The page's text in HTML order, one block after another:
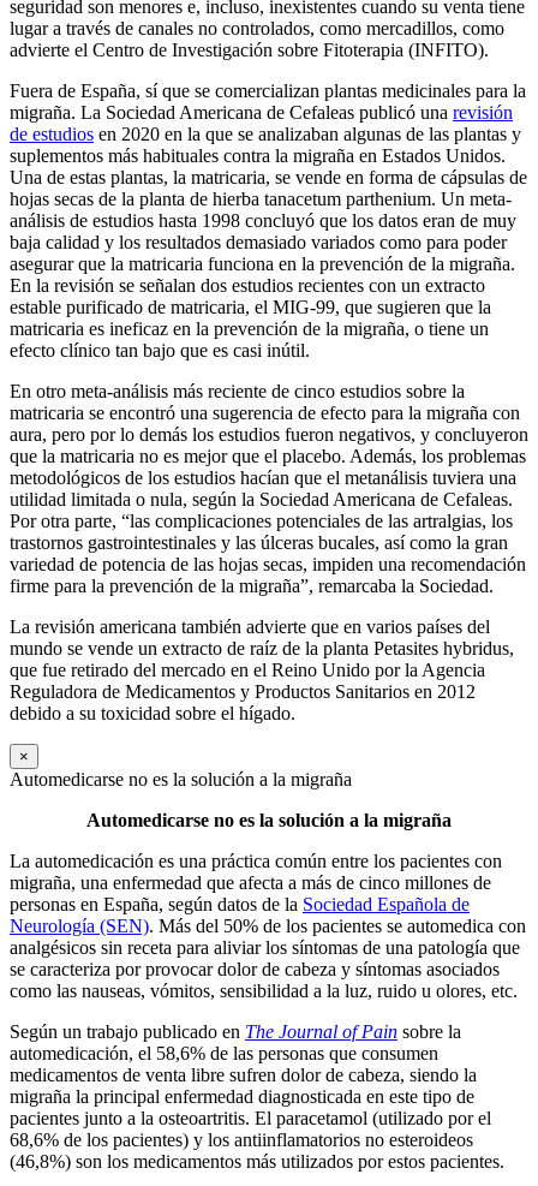
seguridad son menores e, incluso, inexistentes cuando su venta tiene
lugar a través de canales no controlados, como mercadillos, como
advierte el Centro de Investigación sobre Fitoterapia (INFITO).
Fuera de España, sí que se comercializan plantas medicinales para la
migraña. La Sociedad Americana de Cefaleas publicó una revisión
de estudios en 2020 en la que se analizaban algunas de las plantas y
suplementos más habituales contra la migraña en Estados Unidos.
Una de estas plantas, la matricaria, se vende en forma de cápsulas de
hojas secas de la planta de hierba tanacetum parthenium. Un meta-
análisis de estudios hasta 1998 concluyó que los datos eran de muy
baja calidad y los resultados demasiado variados como para poder
asegurar que la matricaria funciona en la prevención de la migraña.
En la revisión se señalan dos estudios recientes con un extracto
estable purificado de matricaria, el MIG-99, que sugieren que la
matricaria es ineficaz en la prevención de la migraña, o tiene un
efecto clínico tan bajo que es casi inútil.
En otro meta-análisis más reciente de cinco estudios sobre la
matricaria se encontró una sugerencia de efecto para la migraña con
aura, pero por lo demás los estudios fueron negativos, y concluyeron
que la matricaria no es mejor que el placebo. Además, los problemas
metodológicos de los estudios hacían que el metanálisis tuviera una
utilidad limitada o nula, según la Sociedad Americana de Cefaleas.
Por otra parte, “las complicaciones potenciales de las artralgias, los
trastornos gastrointestinales y las úlceras bucales, así como la gran
variedad de potencia de las hojas secas, impiden una recomendación
firme para la prevención de la migraña”, remarcaba la Sociedad.
La revisión americana también advierte que en varios países del
mundo se vende un extracto de raíz de la planta Petasites hybridus,
que fue retirado del mercado en el Reino Unido por la Agencia
Reguladora de Medicamentos y Productos Sanitarios en 2012
debido a su toxicidad sobre el hígado.
×
Automedicarse no es la solución a la migraña
Automedicarse no es la solución a la migraña
La automedicación es una práctica común entre los pacientes con
migraña, una enfermedad que afecta a más de cinco millones de
personas en España, según datos de la Sociedad Española de
Neurología (SEN). Más del 50% de los pacientes se automedica con
analgésicos sin receta para aliviar los síntomas de una patología que
se caracteriza por provocar dolor de cabeza y síntomas asociados
como las nauseas, vómitos, sensibilidad a la luz, ruido u olores, etc.
Según un trabajo publicado en The Journal of Pain sobre la
automedicación, el 58,6% de las personas que consumen
medicamentos de venta libre sufren dolor de cabeza, siendo la
migraña la principal enfermedad diagnosticada en este tipo de
pacientes junto a la osteoartritis. El paracetamol (utilizado por el
68,6% de los pacientes) y los antiinflamatorios no esteroideos
(46,8%) son los medicamentos más utilizados por estos pacientes.